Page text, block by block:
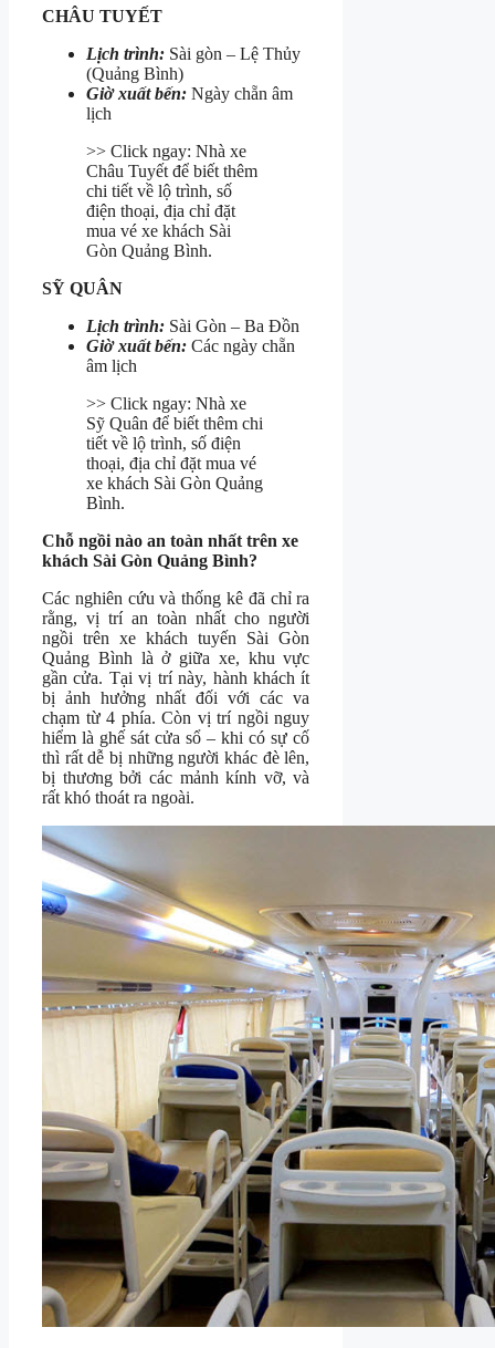
CHÂU TUYẾT
Lịch trình: Sài gòn – Lệ Thủy
(Quảng Bình)
Giờ xuất bến: Ngày chẵn âm
lịch
>> Click ngay: Nhà xe
Châu Tuyết để biết thêm
chi tiết về lộ trình, số
điện thoại, địa chỉ đặt
mua vé xe khách Sài
Gòn Quảng Bình.
SỸ QUÂN
Lịch trình: Sài Gòn – Ba Đồn
Giờ xuất bến: Các ngày chẵn
âm lịch
>> Click ngay: Nhà xe
Sỹ Quân để biết thêm chi
tiết về lộ trình, số điện
thoại, địa chỉ đặt mua vé
xe khách Sài Gòn Quảng
Bình.
Chỗ ngồi nào an toàn nhất trên xe
khách Sài Gòn Quảng Bình?
Các nghiên cứu và thống kê đã chỉ ra
rằng, vị trí an toàn nhất cho người
ngồi trên xe khách tuyến Sài Gòn
Quảng Bình là ở giữa xe, khu vực
gần cửa. Tại vị trí này, hành khách ít
bị ảnh hưởng nhất đối với các va
chạm từ 4 phía. Còn vị trí ngồi nguy
hiểm là ghế sát cửa sổ – khi có sự cố
thì rất dễ bị những người khác đè lên,
bị thương bởi các mảnh kính vỡ, và
rất khó thoát ra ngoài.